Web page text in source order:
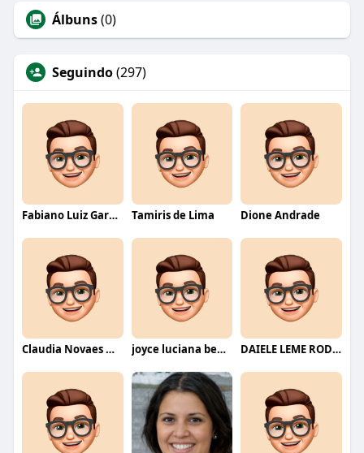
Álbuns(0)
Seguindo(297)
Fabiano Luiz Garcia Tamiris de Lima Dione Andrade
Claudia Novaes Novaes joyce luciana bentini jesus DAIELE LEME RODRIGUES